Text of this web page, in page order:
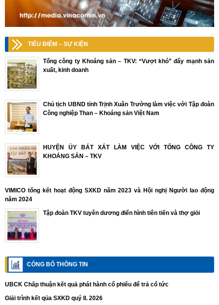
TIÊU ĐIỂM – SỰ KIỆN
Tổng công ty Khoáng sản – TKV: “Vượt khó” đẩy mạnh sản
xuất, kinh doanh
Chủ tịch UBND tỉnh Trịnh Xuân Trường làm việc với Tập đoàn
Công nghiệp Than – Khoáng sản Việt Nam
HUYỆN ỦY BÁT XÁT LÀM VIỆC VỚI TỔNG CÔNG TY
KHOÁNG SẢN – TKV
VIMICO tổng kết hoạt động SXKD năm 2023 và Hội nghị Người lao động
năm 2024
Tập đoàn TKV tuyên dương điển hình tiên tiến và thợ giỏi
CÔNG BỐ THÔNG TIN
UBCK Chấp thuận kết quả phát hành cổ phiếu để trả cổ tức
Giải trình kết qủa SXKD quý II. 2026